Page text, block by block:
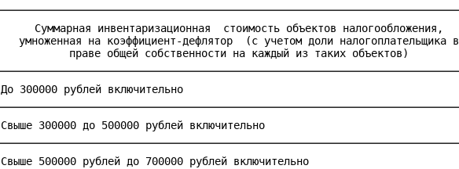
Суммарная инвентаризационная стоимость объектов налогообложения,
умноженная на коэффициент-дефлятор (с учетом доли налогоплательщика в
праве общей собственности на каждый из таких объектов)
До 300000 рублей включительно
Свыше 300000 до 500000 рублей включительно
Свыше 500000 рублей до 700000 рублей включительно